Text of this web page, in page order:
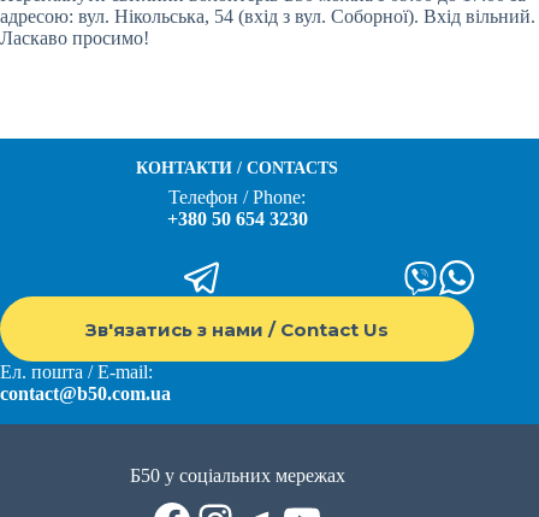
адресою: вул. Нікольська, 54 (вхід з вул. Соборної). Вхід вільний.
Ласкаво просимо!
КОНТАКТИ / CONTACTS
Телефон / Phone:
+380 50 654 3230
Зв'язатись з нами / Contact Us
Ел. пошта / E-mail:
contact@b50.com.ua
Б50 у соціальних мережах